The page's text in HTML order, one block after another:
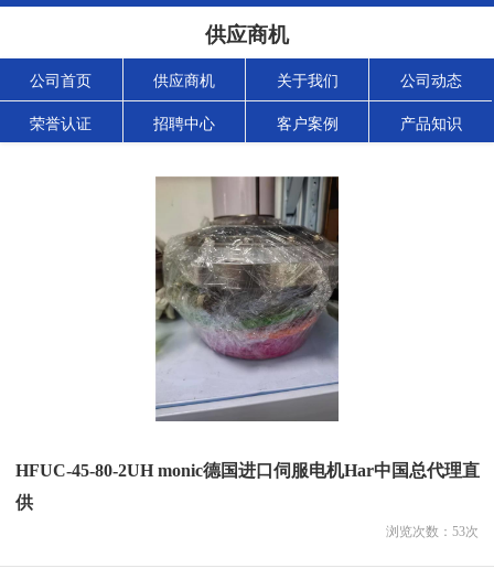
供应商机
公司首页 供应商机 关于我们 公司动态
荣誉认证 招聘中心 客户案例 产品知识
HFUC-45-80-2UH monic德国进口伺服电机Har中国总代理直
供
浏览次数： 53次